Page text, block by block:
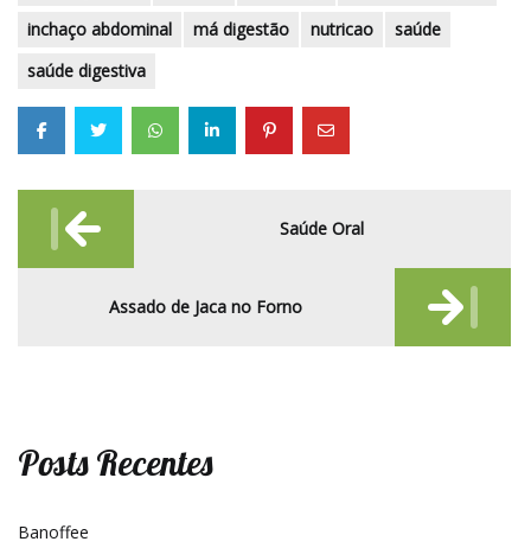
inchaço abdominal
má digestão nutricao
saúde
saúde digestiva
Post
navigation
Saúde Oral
Assado de Jaca no Forno
Posts Recentes
Banoffee